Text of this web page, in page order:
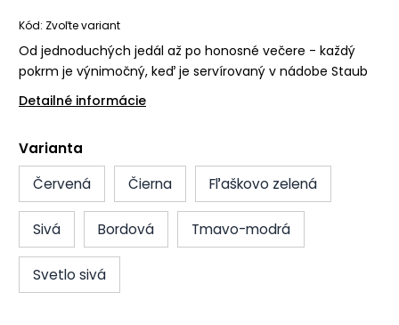
Kód: Zvoľte variant
Od jednoduchých jedál až po honosné večere - každý
pokrm je výnimočný, keď je servírovaný v nádobe Staub
Detailné informácie
Varianta
Červená
Čierna Fľaškovo zelená
Sivá Bordová Tmavo-modrá
Svetlo sivá